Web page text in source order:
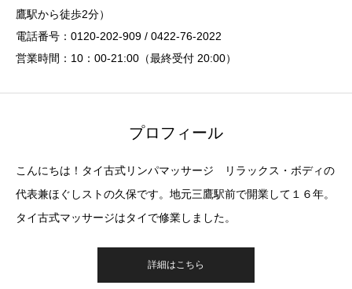
鷹駅から徒歩2分）
電話番号：0120-202-909 / 0422-76-2022
営業時間：10：00-21:00（最終受付 20:00）
プロフィール
こんにちは！タイ古式リンパマッサージ リラックス・ボディの
代表兼ほぐしストの久保です。地元三鷹駅前で開業して１６年。
タイ古式マッサージはタイで修業しました。
詳細はこちら